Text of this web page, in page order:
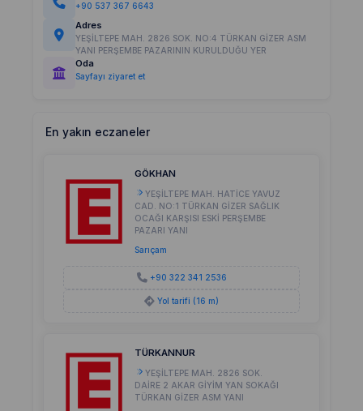
+90 537 367 6643
Adres
YEŞİLTEPE MAH. 2826 SOK. NO:4 TÜRKAN GİZER ASM
YANI PERŞEMBE PAZARININ KURULDUĞU YER
Oda
Sayfayı ziyaret et
En yakın eczaneler
GÖKHAN
YEŞİLTEPE MAH. HATİCE YAVUZ
CAD. NO:1 TÜRKAN GİZER SAĞLIK
OCAĞI KARŞISI ESKİ PERŞEMBE
PAZARI YANI
Sarıçam
+90 322 341 2536
Yol tarifi (16 m)
TÜRKANNUR
YEŞİLTEPE MAH. 2826 SOK.
DAİRE 2 AKAR GİYİM YAN SOKAĞI
TÜRKAN GİZER ASM YANI